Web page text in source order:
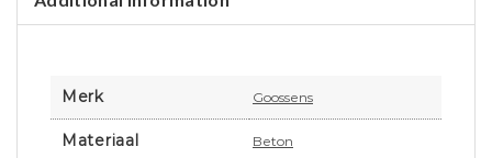
Merk Goossens
Materiaal Beton